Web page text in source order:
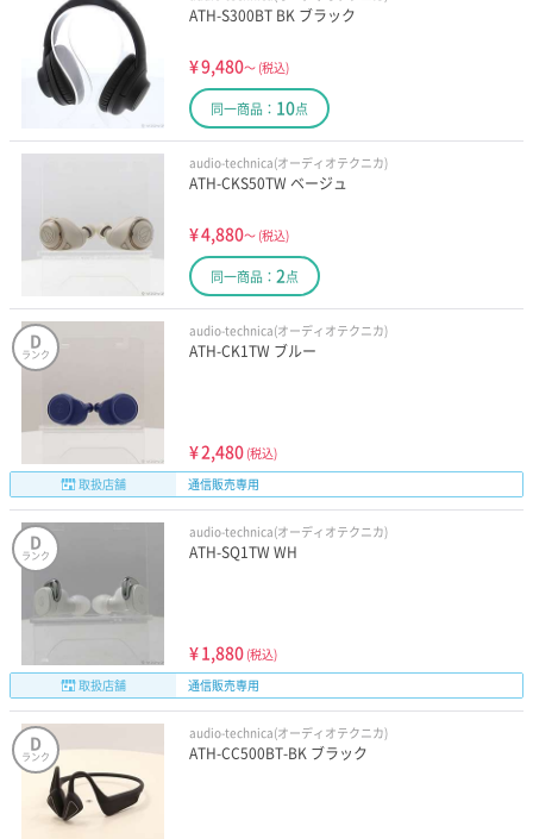
ATH-S300BT BK ブラック
¥9,480～ (税込)
同一商品： 10点
audio-technica(オーディオテクニカ)
ATH-CKS50TW ベージュ
¥4,880～ (税込)
同一商品： 2点
D
ランク
audio-technica(オーディオテクニカ)
ATH-CK1TW ブルー
¥2,480 (税込)
取扱店舗
通信販売専用
D
ランク
audio-technica(オーディオテクニカ)
ATH-SQ1TW WH
¥1,880 (税込)
取扱店舗
通信販売専用
D
ランク
audio-technica(オーディオテクニカ)
ATH-CC500BT-BK ブラック